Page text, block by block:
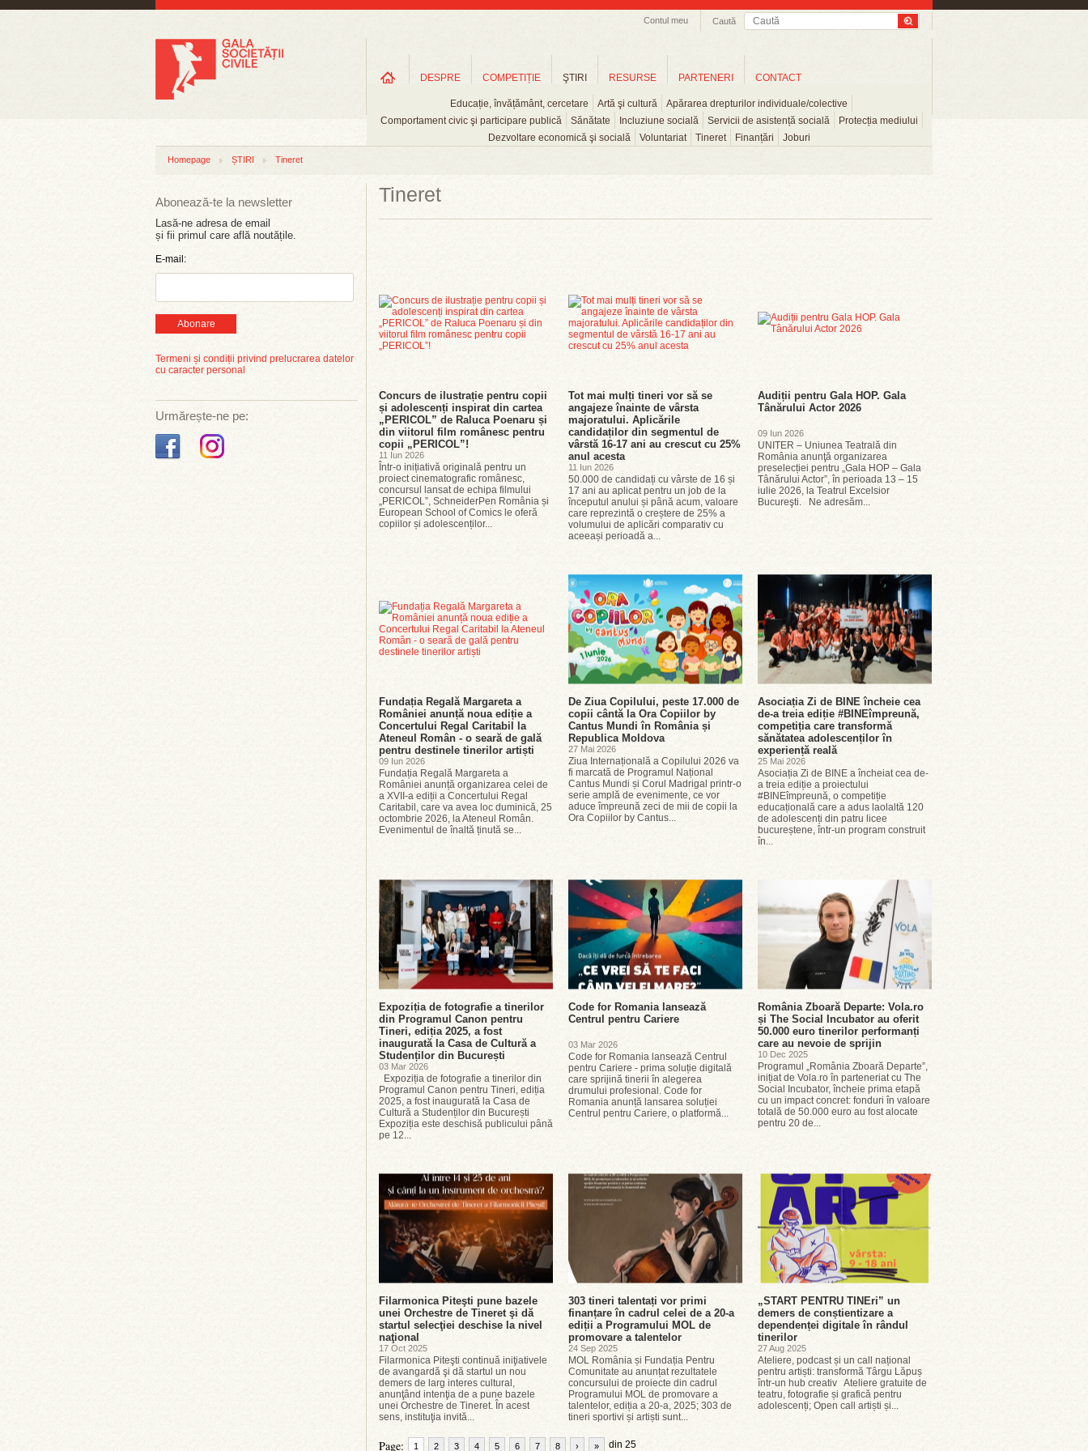
Caută
Contul meu
DESPRE COMPETIȚIE ŞTIRI
Educație, învățământ, cercetare Artă şi cultură
Apărarea drepturilor individuale/colective
Comportament civic şi participare publică
Sănătate Incluziune socială Servicii de asistență socială
Protecția mediului
Dezvoltare economică şi socială
Voluntariat Tineret Finanțări Joburi
RESURSE PARTENERI CONTACT
Homepage ȘTIRI Tineret
Abonează-te la newsletter
Lasă-ne adresa de email
și fii primul care află noutățile.
E-mail:
Abonare
Termeni și condiții privind prelucrarea datelor
cu caracter personal
Urmărește-ne pe:
Tineret
Concurs de ilustrație pentru copii
și adolescenți inspirat din cartea
„PERICOL” de Raluca Poenaru și
din viitorul film românesc pentru
copii „PERICOL”!
11 Iun 2026
Într-o inițiativă originală pentru un
proiect cinematografic românesc,
concursul lansat de echipa filmului
„PERICOL”, SchneiderPen România și
European School of Comics le oferă
copiilor și adolescenților...
Tot mai mulți tineri vor să se
angajeze înainte de vârsta
majoratului. Aplicările
candidaților din segmentul de
vârstă 16-17 ani au crescut cu 25%
anul acesta
11 Iun 2026
50.000 de candidați cu vârste de 16 și
17 ani au aplicat pentru un job de la
începutul anului și până acum, valoare
care reprezintă o creștere de 25% a
volumului de aplicări comparativ cu
aceeași perioadă a...
Audiții pentru Gala HOP. Gala
Tânărului Actor 2026
09 Iun 2026
UNITER – Uniunea Teatrală din
România anunţă organizarea
preselecției pentru „Gala HOP – Gala
Tânărului Actor”, în perioada 13 – 15
iulie 2026, la Teatrul Excelsior
Bucureşti. Ne adresăm...
Fundația Regală Margareta a
României anunță noua ediție a
Concertului Regal Caritabil la
Ateneul Român - o seară de gală
pentru destinele tinerilor artiști
09 Iun 2026
Fundația Regală Margareta a
României anunță organizarea celei de
a XVII-a ediții a Concertului Regal
Caritabil, care va avea loc duminică, 25
octombrie 2026, la Ateneul Român.
Evenimentul de înaltă ținută se...
De Ziua Copilului, peste 17.000 de
copii cântă la Ora Copiilor by
Cantus Mundi în România și
Republica Moldova
27 Mai 2026
Ziua Internațională a Copilului 2026 va
fi marcată de Programul Național
Cantus Mundi și Corul Madrigal printr-o
serie amplă de evenimente, ce vor
aduce împreună zeci de mii de copii la
Ora Copiilor by Cantus...
Asociația Zi de BINE încheie cea
de-a treia ediție #BINEîmpreună,
competiția care transformă
sănătatea adolescenților în
experiență reală
25 Mai 2026
Asociația Zi de BINE a încheiat cea de-
a treia ediție a proiectului
#BINEîmpreună, o competiție
educațională care a adus laolaltă 120
de adolescenți din patru licee
bucureștene, într-un program construit
în...
Expoziția de fotografie a tinerilor
din Programul Canon pentru
Tineri, ediția 2025, a fost
inaugurată la Casa de Cultură a
Studenților din București
03 Mar 2026
Expoziția de fotografie a tinerilor din
Programul Canon pentru Tineri, ediția
2025, a fost inaugurată la Casa de
Cultură a Studenților din București
Expoziția este deschisă publicului până
pe 12...
Code for Romania lansează
Centrul pentru Cariere
03 Mar 2026
Code for Romania lansează Centrul
pentru Cariere - prima soluție digitală
care sprijină tinerii în alegerea
drumului profesional. Code for
Romania anunță lansarea soluției
Centrul pentru Cariere, o platformă...
România Zboară Departe: Vola.ro
și The Social Incubator au oferit
50.000 euro tinerilor performanți
care au nevoie de sprijin
10 Dec 2025
Programul „România Zboară Departe”,
inițiat de Vola.ro în parteneriat cu The
Social Incubator, încheie prima etapă
cu un impact concret: fonduri în valoare
totală de 50.000 euro au fost alocate
pentru 20 de...
Filarmonica Piteşti pune bazele
unei Orchestre de Tineret şi dă
startul selecţiei deschise la nivel
naţional
17 Oct 2025
Filarmonica Piteşti continuă iniţiativele
de avangardă şi dă startul un nou
demers de larg interes cultural,
anunţând intenţia de a pune bazele
unei Orchestre de Tineret. În acest
sens, instituţia invită...
303 tineri talentați vor primi
finanțare în cadrul celei de a 20-a
ediții a Programului MOL de
promovare a talentelor
24 Sep 2025
MOL România și Fundația Pentru
Comunitate au anunțat rezultatele
concursului de proiecte din cadrul
Programului MOL de promovare a
talentelor, ediția a 20-a, 2025; 303 de
tineri sportivi și artiști sunt...
„START PENTRU TINEri” un
demers de conștientizare a
dependenței digitale în rândul
tinerilor
27 Aug 2025
Ateliere, podcast și un call național
pentru artiști: transformă Târgu Lăpuș
într-un hub creativ Ateliere gratuite de
teatru, fotografie și grafică pentru
adolescenți; Open call artiști și...
Page: 1 2 3 4 5 6 7 8 din 25
› »